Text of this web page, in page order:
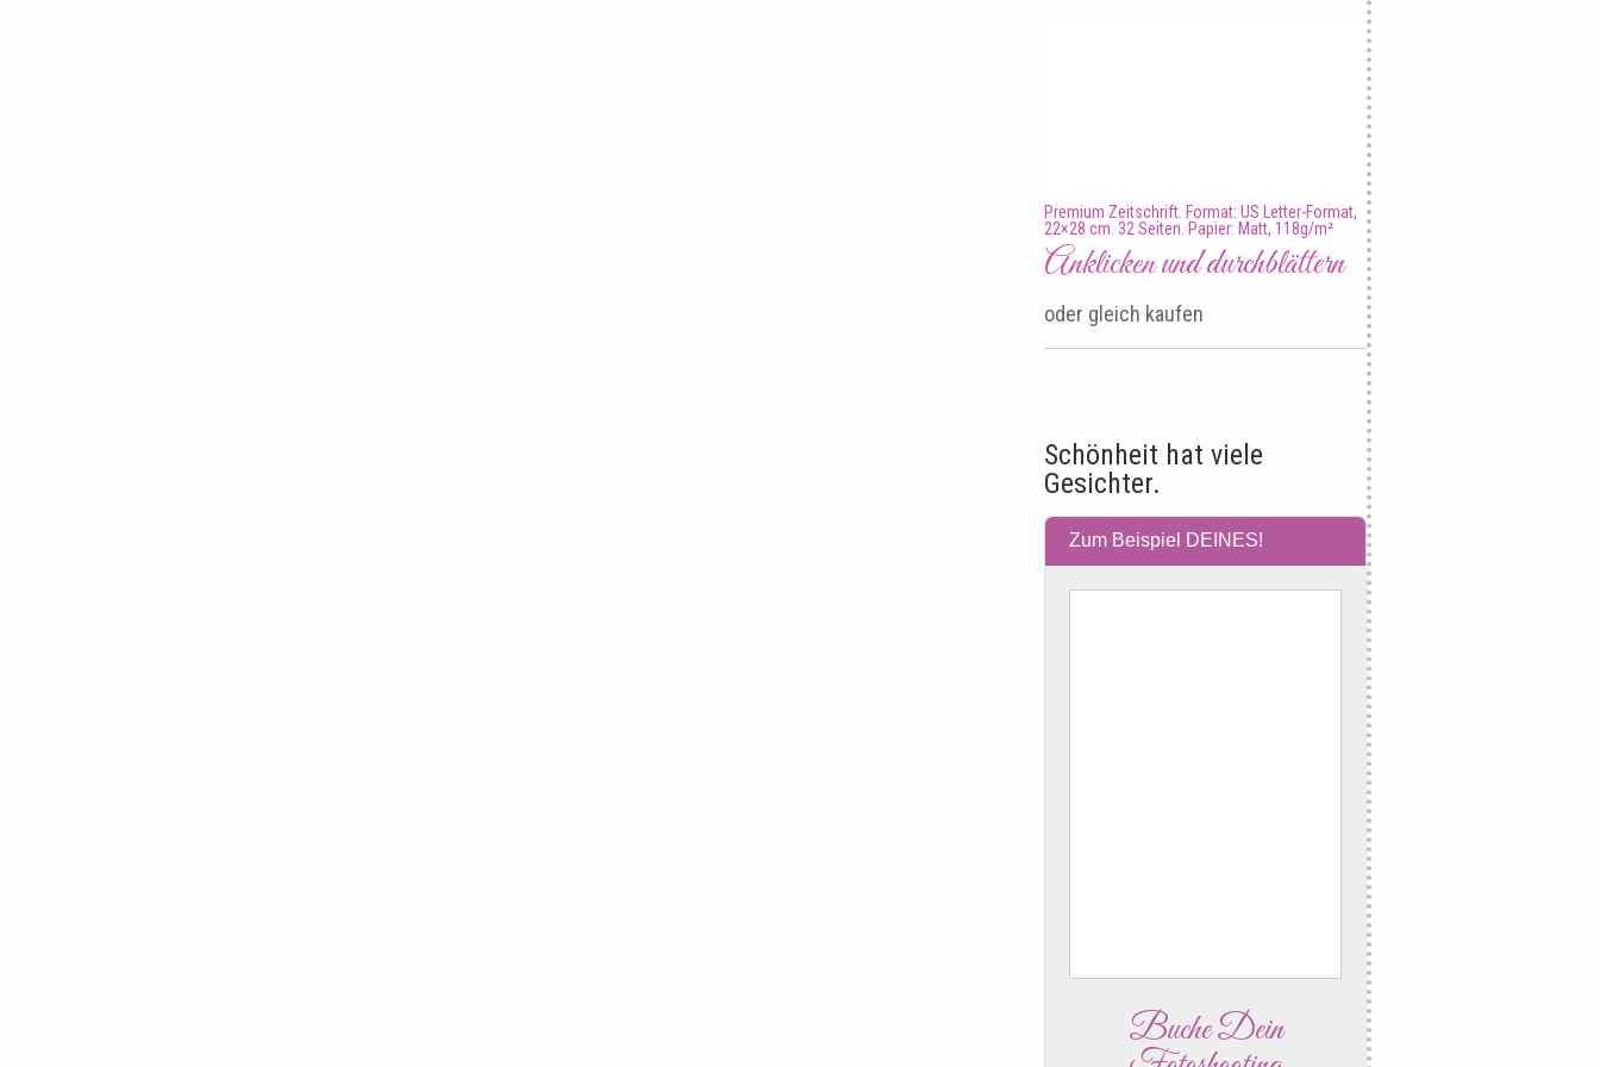
Premium Zeitschrift. Format: US Letter-Format,
22×28 cm. 32 Seiten. Papier: Matt, 118g/m²
Anklicken und durchblättern
oder gleich kaufen
Schönheit hat viele
Gesichter.
Zum Beispiel DEINES!
Buche Dein